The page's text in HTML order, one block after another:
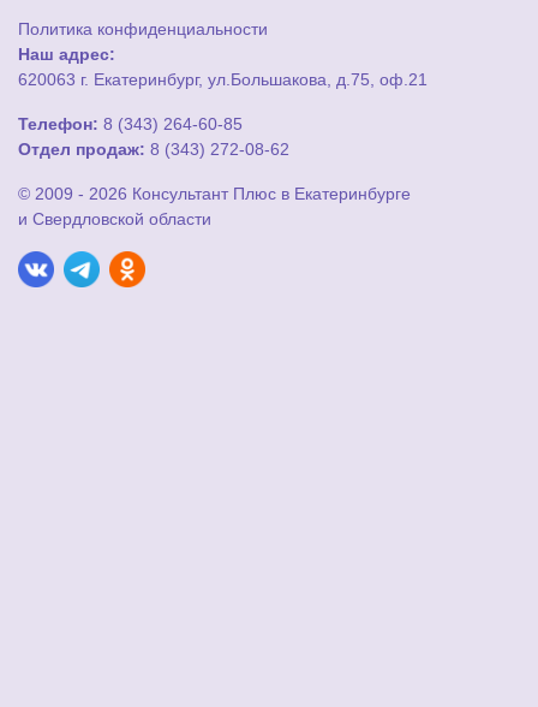
Политика конфиденциальности
Наш адрес:
620063 г. Екатеринбург, ул.Большакова, д.75, оф.21
Телефон: 8 (343) 264-60-85
Отдел продаж: 8 (343) 272-08-62
© 2009 - 2026 Консультант Плюс в Екатеринбурге
и Свердловской области